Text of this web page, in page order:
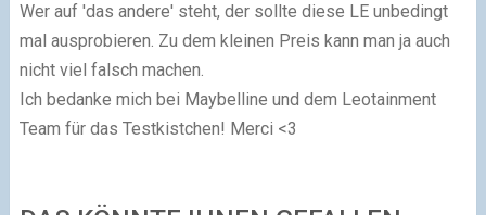
Wer auf 'das andere' steht, der sollte diese LE unbedingt
mal ausprobieren. Zu dem kleinen Preis kann man ja auch
nicht viel falsch machen.
Ich bedanke mich bei Maybelline und dem Leotainment
Team für das Testkistchen! Merci <3